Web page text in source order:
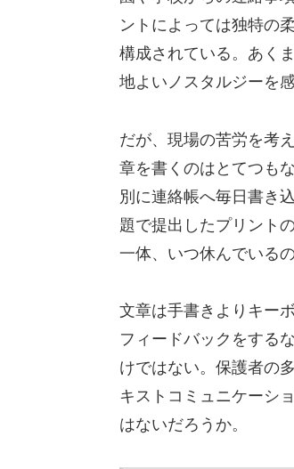
ントによっては独特の
構成されている。あく
地よいノスタルジーを
だが、現場の苦労を考
章を書くのはとてつも
別に連絡帳へ毎日書き
題で提出したプリント
一体、いつ休んでいる
文章は手書きよりキー
フィードバックをする
けではない。保護者の
キストコミュニケーシ
はないだろうか。